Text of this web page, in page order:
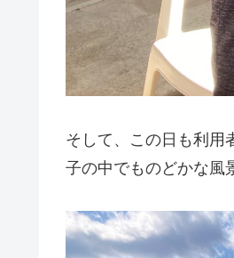
そして、この日も利用
子の中でものどかな風